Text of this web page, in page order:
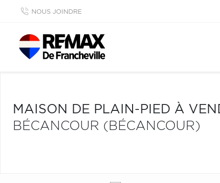
NOUS JOINDRE
MAISON DE PLAIN-PIED À
BÉCANCOUR (BÉCANCOUR)